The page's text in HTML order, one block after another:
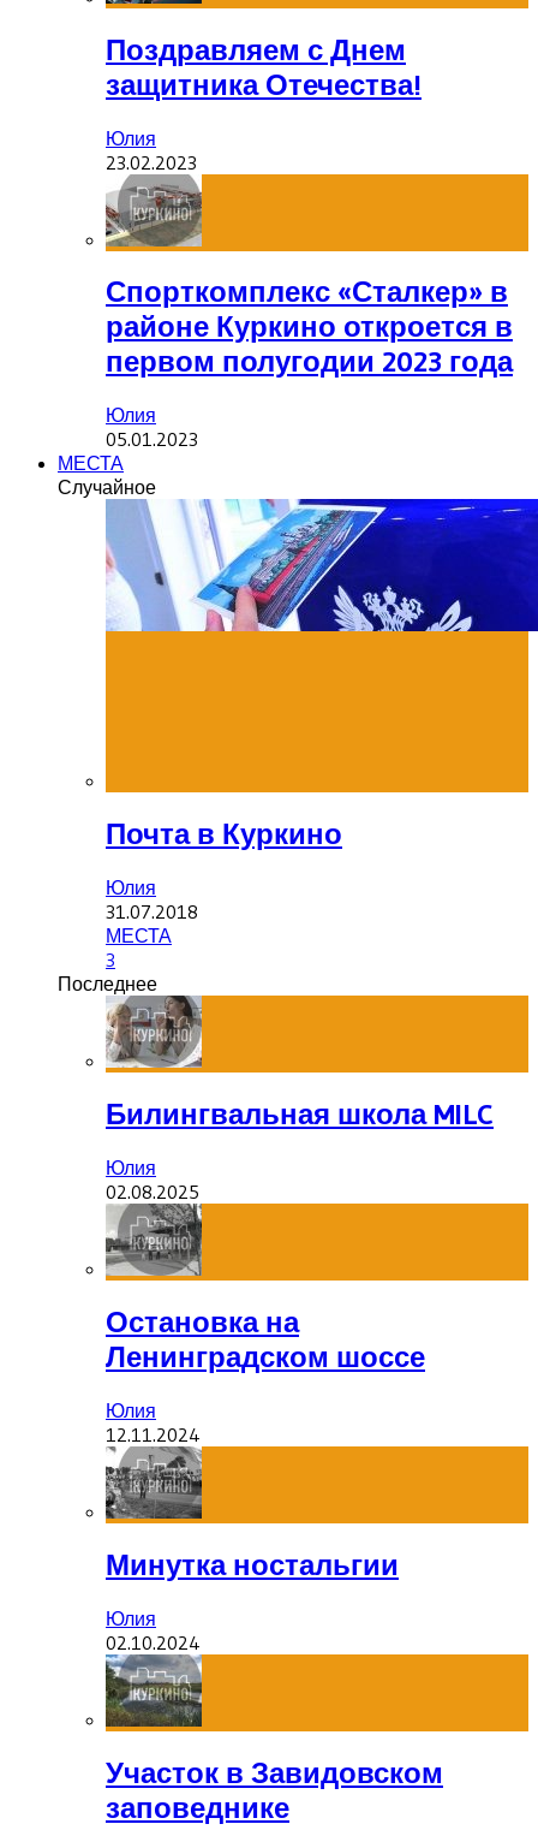
Поздравляем с Днем
защитника Отечества!
Юлия
23.02.2023
Спорткомплекс «Сталкер» в
районе Куркино откроется в
первом полугодии 2023 года
Юлия
05.01.2023
МЕСТА
Случайное
Почта в Куркино
Юлия
31.07.2018
МЕСТА
3
Последнее
Билингвальная школа MILC
Юлия
02.08.2025
Остановка на
Ленинградском шоссе
Юлия
12.11.2024
Минутка ностальгии
Юлия
02.10.2024
Участок в Завидовском
заповеднике